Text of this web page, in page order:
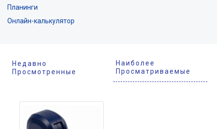
Планинги
Онлайн-калькулятор
Недавно
Просмотренные
Наиболее
Просматриваемые